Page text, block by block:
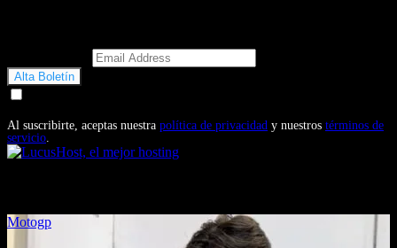
Al suscribirte, aceptas nuestra política de privacidad y nuestros términos de
servicio.
Motogp